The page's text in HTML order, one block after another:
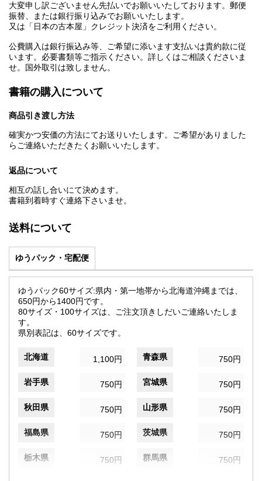
大変申し訳ございません先払いでお願いいたしております。郵便
振替、または銀行振り込みでお願いいたします。
又は「日本の古本屋」クレジット決済をご利用ください。
公費購入は銀行振込み等、ご希望に添います支払いは貴約款に従
います。必要書類等ご指示ください。詳しくはご相談くださいま
せ。国外取引は致しません。
書籍の購入について
商品引き渡し方法
確実かつ安価の方法にてお送りいたします。ご希望がありました
らご連絡いただきたくお願いいたします。
返品について
相互の話し合いにて決めます。
書籍到着時すぐ連絡下さいませ。
送料について
ゆうパック・宅配便
ゆうパック60サイズ:県内・第一地帯から北海道沖縄までは、
650円から1400円です。
80サイズ・100サイズは、ご注文頂きしだいご連絡いたしま
す。
県別表記は、60サイズです。
北海道 1,100円 青森県 750円
岩手県 750円 宮城県 750円
秋田県 750円 山形県 750円
福島県 750円 茨城県 750円
栃木県 750円 群馬県 750円